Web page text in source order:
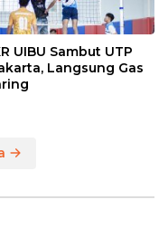
UIBU Sambut UTP
Langsung Gas